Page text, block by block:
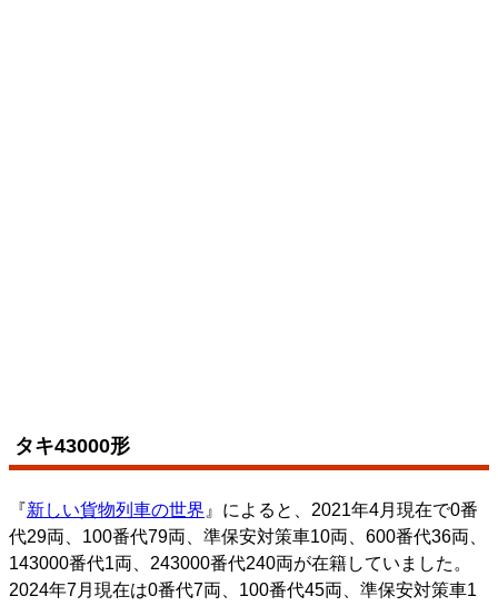
タキ43000形
『新しい貨物列車の世界 』によると、2021年4月現在で0番
代29両、100番代79両、準保安対策車10両、600番代36両、
143000番代1両、243000番代240両が在籍していました。
2024年7月現在は0番代7両、100番代45両、準保安対策車1